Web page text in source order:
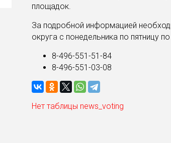
площадок.
За подробной информацией
округа с понедельника по пятницу
8-496-551-51-84
8-496-551-03-08
Нет таблицы news_voting